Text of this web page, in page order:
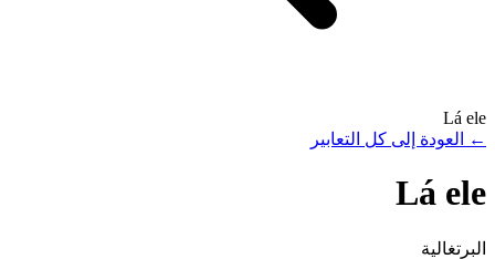
Lá ele
←
العودة إلى كل التعابير
Lá ele
البرتغالية